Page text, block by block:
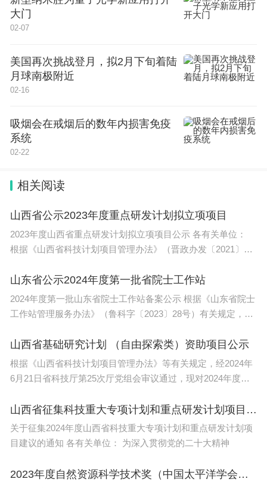
大门
02-07
美国再次挑战登月，拟2月下旬着陆
月球南极附近
02-16
吸烟会在戒烟后的数年内损害免疫
系统
02-22
相关阅读
山西省公示2023年度重点研发计划拟立项项目
2023年度山西省重点研发计划拟立项项目公示 各有关单位：
根据《山西省科技计划项目管理办法》（晋政办发〔2021〕42
山东省公示2024年度第一批省院士工作站
2024年度第一批山东省院士工作站备案公示 根据《山东省院士
工作站管理服务办法》（鲁科字〔2023〕28号）有关规定，省
山西省基础研究计划 （自由探索类）资助项目公示
根据《山西省科技计划项目管理办法》等有关规定，经2024年
6月21日省科技厅第25次厅党组会审议通过，现对2024年度第
山西省征集科技重大专项计划和重点研发计划项目建议
关于征集2024年度山西省科技重大专项计划和重点研发计划项
目建议的通知 各有关单位： 为深入贯彻党的二十大精神
2023年度自然资源科学技术奖（中国太平洋学会评审组）申报项目公示